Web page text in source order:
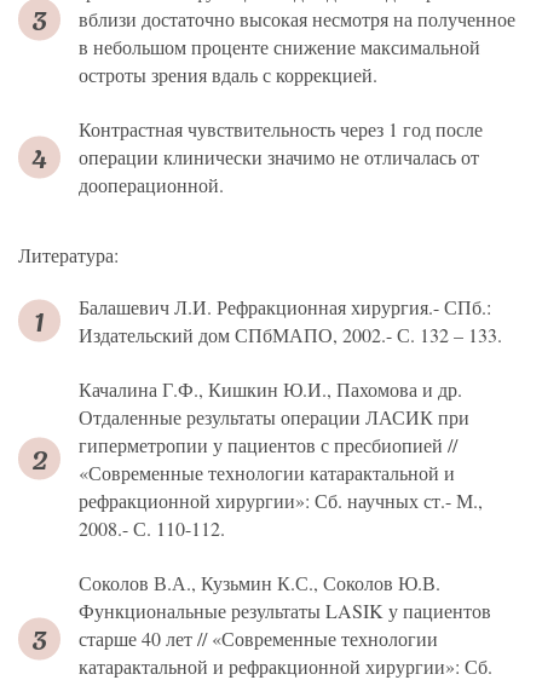
вблизи достаточно высокая несмотря на полученное
в небольшом проценте снижение максимальной
остроты зрения вдаль с коррекцией.
Контрастная чувствительность через 1 год после
операции клинически значимо не отличалась от
дооперационной.
Литература:
Балашевич Л.И. Рефракционная хирургия.- СПб.:
Издательский дом СПбМАПО, 2002.- С. 132 – 133.
Качалина Г.Ф., Кишкин Ю.И., Пахомова и др.
Отдаленные результаты операции ЛАСИК при
гиперметропии у пациентов с пресбиопией //
«Современные технологии катарактальной и
рефракционной хирургии»: Сб. научных ст.- М.,
2008.- С. 110-112.
Соколов В.А., Кузьмин К.С., Соколов Ю.В.
Функциональные результаты LASIK у пациентов
старше 40 лет // «Современные технологии
катарактальной и рефракционной хирургии»: Сб.